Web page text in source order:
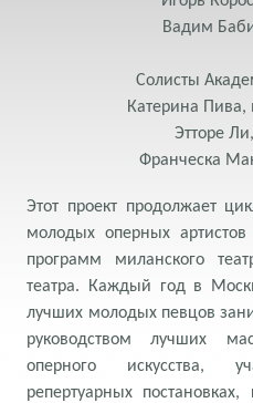
Вадим
Солисты
Катерина
Этторе
Франческа
Этот проект продолжает
молодых оперных
программ миланского
театра. Каждый год в
лучших молодых певцов
руководством лучших
оперного искусства,
репертуарных